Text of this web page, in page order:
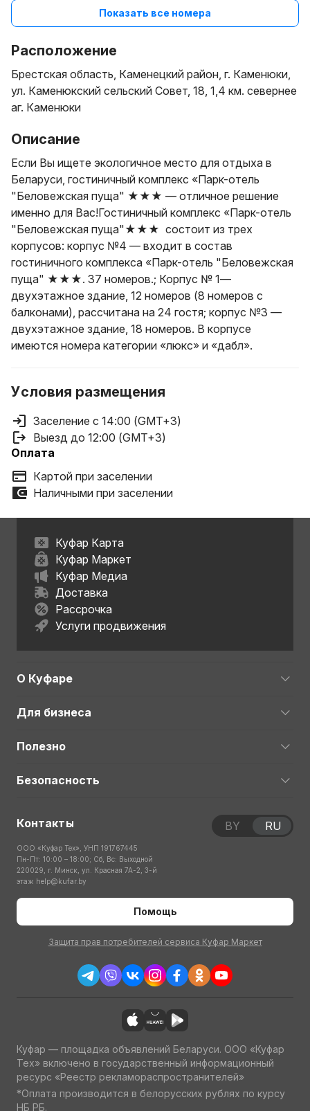
Показать все номера
Расположение
Брестская область, Каменецкий район, г. Каменюки,
ул. Каменюкский сельский Совет, 18, 1,4 км. севернее
аг. Каменюки
Описание
Если Вы ищете экологичное место для отдыха в
Беларуси, гостиничный комплекс «Парк-отель
"Беловежская пуща" ★★★ — отличное решение
именно для Вас!Гостиничный комплекс «Парк-отель
"Беловежская пуща"★★★ состоит из трех
корпусов: корпус №4 — входит в состав
гостиничного комплекса «Парк-отель "Беловежская
пуща" ★★★. 37 номеров.; Корпус № 1—
двухэтажное здание, 12 номеров (8 номеров с
балконами), рассчитана на 24 гостя; корпус №3 —
двухэтажное здание, 18 номеров. В корпусе
имеются номера категории «люкс» и «дабл».
Условия размещения
Заселение с 14:00 (GMT+3)
Выезд до 12:00 (GMT+3)
Оплата
Картой при заселении
Наличными при заселении
Куфар Карта
Куфар Маркет
Куфар Медиа
Доставка
Рассрочка
Услуги продвижения
О Куфаре
Для бизнеса
Полезно
Безопасность
Контакты
ООО «Куфар Тех», УНП 191767445
Пн-Пт: 10:00 – 18:00; Сб, Вс: Выходной
220029, г. Минск, ул. Красная 7А-2, 3-й
этаж help@kufar.by
Помощь
Защита прав потребителей сервиса Куфар Маркет
BY RU
Куфар — площадка объявлений Беларуси. ООО «Куфар
Тех» включено в государственный информационный
ресурс «Реестр рекламораспространителей»
*Оплата производится в белорусских рублях по курсу
НБ РБ.